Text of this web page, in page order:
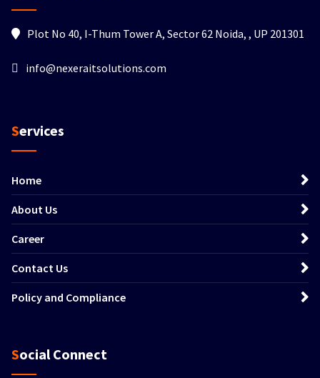
Plot No 40, I-Thum Tower A, Sector 62 Noida, , UP 201301
info@nexeraitsolutions.com
Services
Home
About Us
Career
Contact Us
Policy and Compliance
Social Connect